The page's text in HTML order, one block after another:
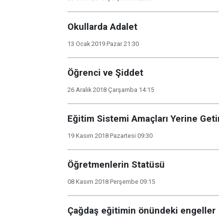
Okullarda Adalet
13 Ocak 2019 Pazar 21:30
Öğrenci ve Şiddet
26 Aralık 2018 Çarşamba 14:15
Eğitim Sistemi Amaçları Yerine
19 Kasım 2018 Pazartesi 09:30
Öğretmenlerin Statüsü
08 Kasım 2018 Perşembe 09:15
Çağdaş eğitimin önündeki engeller